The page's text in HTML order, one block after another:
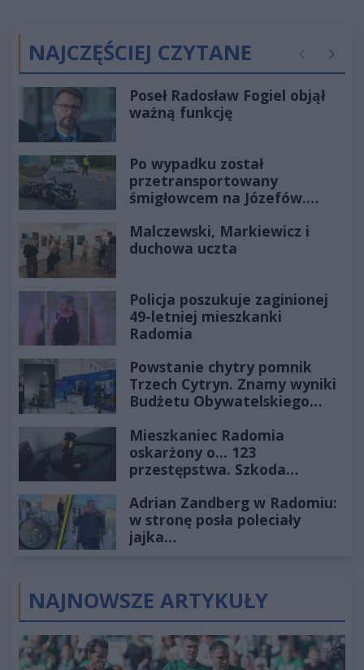
NAJCZĘŚCIEJ CZYTANE Poprzednie
Poseł Radosław Fogiel objął
ważną funkcję
Po wypadku został
przetransportowany
śmigłowcem na Józefów.
Malczewski, Markiewicz i
duchowa uczta
Policja poszukuje zaginionej
49-letniej mieszkanki
Radomia
Powstanie chytry pomnik
Trzech Cytryn. Znamy wyniki
Budżetu Obywatelskiego
Mieszkaniec Radomia
oskarżony o... 123
przestępstwa. Szkoda
złotych
Adrian Zandberg w Radomiu:
w stronę posła poleciały
jajka…
NAJNOWSZE ARTYKUŁY